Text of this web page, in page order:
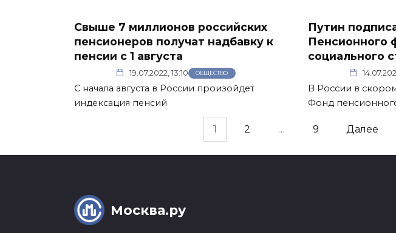
Свыше 7 миллионов российских
пенсионеров получат надбавку к
пенсии с 1 августа
19.07.2022, 13:10 ОБЩЕСТВО
С начала августа в России произойдет
индексация пенсий
Путин
Пенсионного
социального
В России в
Фонд
1 2 … 9 Далее
Москва.ру